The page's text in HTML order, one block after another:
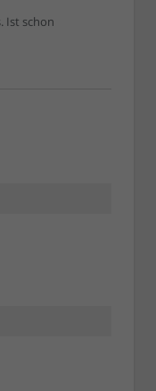
Ist schon